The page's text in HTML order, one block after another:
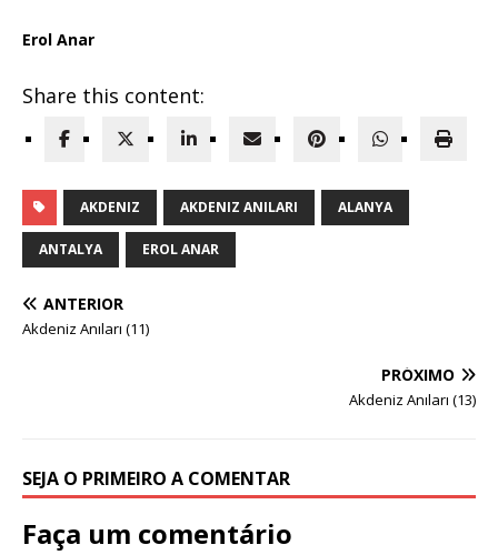
Erol Anar
Share this content:
AKDENIZ AKDENIZ ANILARI ALANYA
ANTALYA EROL ANAR
ANTERIOR
Akdeniz Anıları (11)
PRÓXIMO
Akdeniz Anıları (13)
SEJA O PRIMEIRO A COMENTAR
Faça um comentário